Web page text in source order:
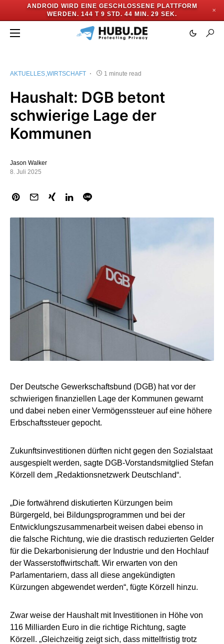
ANDROID WIRD EINE GESCHLOSSENE PLATTFORM
WERDEN. 144 T 9 STD. 44 MIN. 29 SEK.
✕
AKTUELLES WIRTSCHAFT 1 minute read
Haushalt: DGB betont
schwierige Lage der
Kommunen
Jason Walker
8. Juli 2025
Der Deutsche Gewerkschaftsbund (DGB) hat vor der
schwierigen finanziellen Lage der Kommunen gewarnt
und dabei neben einer Vermögenssteuer auf eine höhere
Erbschaftssteuer gepocht.
Zukunftsinvestitionen dürften nicht gegen den Sozialstaat
ausgespielt werden, sagte DGB-Vorstandsmitglied Stefan
Körzell dem „Redaktionsnetzwerk Deutschland“.
„Die fortwährend diskutierten Kürzungen beim
Bürgergeld, bei Bildungsprogrammen und bei der
Entwicklungszusammenarbeit weisen dabei ebenso in
die falsche Richtung, wie die drastisch reduzierten Gelder
für die Dekarbonisierung der Industrie und den Hochlauf
der Wasserstoffwirtschaft. Wir erwarten von den
Parlamentariern, dass all diese angekündigten
Kürzungen abgewendet werden“, fügte Körzell hinzu.
Zwar weise der Haushalt mit Investitionen in Höhe von
116 Milliarden Euro in die richtige Richtung, sagte
Körzell. „Gleichzeitig zeigt sich, dass mittelfristig trotz